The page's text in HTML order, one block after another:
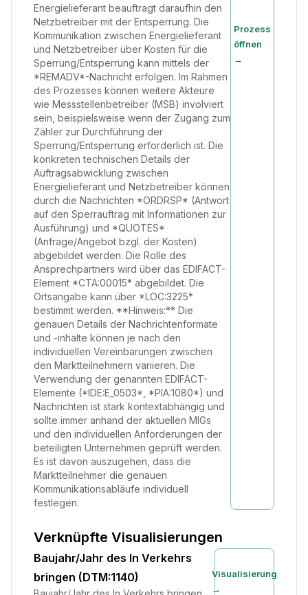
Energielieferant beauftragt daraufhin den
Netzbetreiber mit der Entsperrung. Die
Kommunikation zwischen Energielieferant
und Netzbetreiber über Kosten für die
Sperrung/Entsperrung kann mittels der
*REMADV*-Nachricht erfolgen. Im Rahmen
des Prozesses können weitere Akteure
wie Messstellenbetreiber (MSB) involviert
sein, beispielsweise wenn der Zugang zum
Zähler zur Durchführung der
Sperrung/Entsperrung erforderlich ist. Die
konkreten technischen Details der
Auftragsabwicklung zwischen
Energielieferant und Netzbetreiber können
durch die Nachrichten *ORDRSP* (Antwort
auf den Sperrauftrag mit Informationen zur
Ausführung) und *QUOTES*
(Anfrage/Angebot bzgl. der Kosten)
abgebildet werden. Die Rolle des
Ansprechpartners wird über das EDIFACT-
Element *CTA:00015* abgebildet. Die
Ortsangabe kann über *LOC:3225*
bestimmt werden. **Hinweis:** Die
genauen Details der Nachrichtenformate
und -inhalte können je nach den
individuellen Vereinbarungen zwischen
den Marktteilnehmern variieren. Die
Verwendung der genannten EDIFACT-
Elemente (*IDE:E_0503*, *PIA:1080*) und
Nachrichten ist stark kontextabhängig und
sollte immer anhand der aktuellen MIGs
und den individuellen Anforderungen der
beteiligten Unternehmen geprüft werden.
Es ist davon auszugehen, dass die
Marktteilnehmer die genauen
Kommunikationsabläufe individuell
festlegen.
Prozess
öffnen
→
Verknüpfte Visualisierungen
Baujahr/Jahr des In Verkehrs
bringen (DTM:1140)
Visualisierung
→